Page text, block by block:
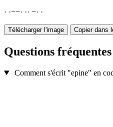
· ·−−· ·· −· ·
Télécharger l'image Copier dans
Questions fréquentes
Comment s'écrit "epine" en